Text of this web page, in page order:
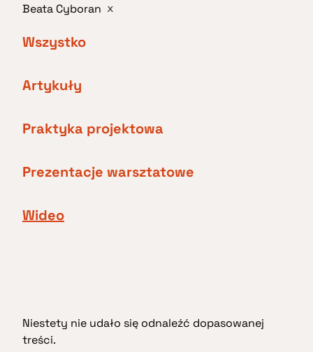
Beata Cyboran x
Wszystko
Artykuły
Praktyka projektowa
Prezentacje warsztatowe
Wideo
Niestety nie udało się odnaleźć dopasowanej
treści.